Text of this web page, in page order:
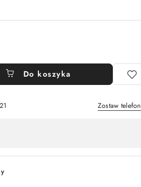
Do koszyka
Zostaw telefon